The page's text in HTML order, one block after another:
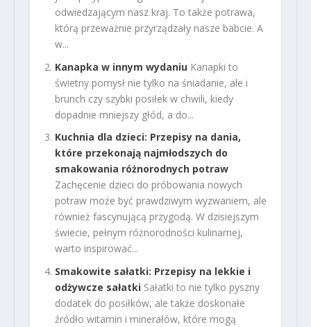
odwiedzającym nasz kraj. To także potrawa,
którą przeważnie przyrządzały nasze babcie. A
w...
Kanapka w innym wydaniu Kanapki to
świetny pomysł nie tylko na śniadanie, ale i
brunch czy szybki posiłek w chwili, kiedy
dopadnie mniejszy głód, a do...
Kuchnia dla dzieci: Przepisy na dania,
które przekonają najmłodszych do
smakowania różnorodnych potraw
Zachęcenie dzieci do próbowania nowych
potraw może być prawdziwym wyzwaniem, ale
również fascynującą przygodą. W dzisiejszym
świecie, pełnym różnorodności kulinarnej,
warto inspirować...
Smakowite sałatki: Przepisy na lekkie i
odżywcze sałatki Sałatki to nie tylko pyszny
dodatek do posiłków, ale także doskonałe
źródło witamin i minerałów, które mogą